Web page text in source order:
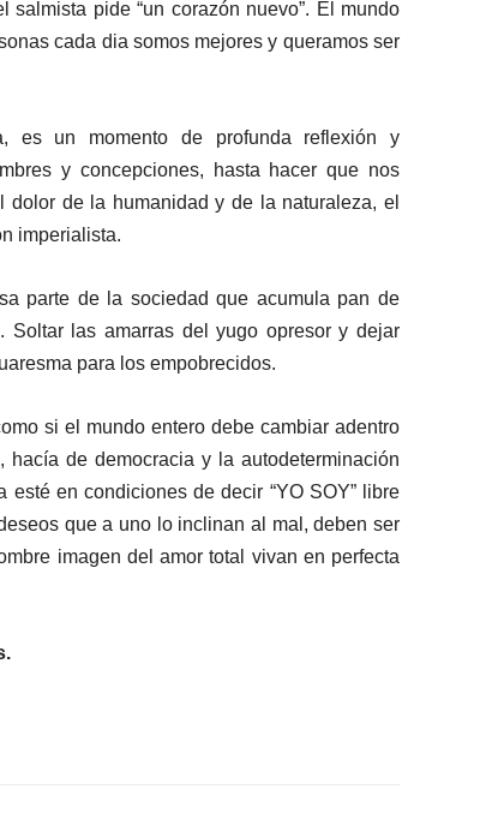
pide “un corazón nuevo”. El mundo
cada dia somos mejores y queramos ser
es un momento de profunda reflexión y
y concepciones, hasta hacer que nos
de la humanidad y de la naturaleza, el
imperialista.
parte de la sociedad que acumula pan de
las amarras del yugo opresor y dejar
para los empobrecidos.
si el mundo entero debe cambiar adentro
de democracia y la autodeterminación
en condiciones de decir “YO SOY” libre
que a uno lo inclinan al mal, deben ser
imagen del amor total vivan en perfecta